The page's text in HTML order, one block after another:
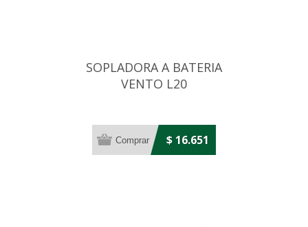
SOPLADORA A BATERIA
VENTO L20
$ 16.651